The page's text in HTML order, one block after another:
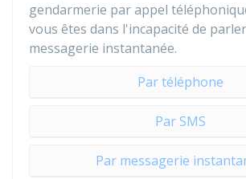
gendarmerie par appel
vous êtes dans l'incapacité de
messagerie instantanée.
Par téléphone
Par SMS
Par messagerie